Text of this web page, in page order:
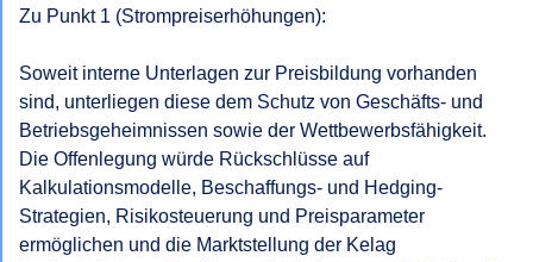
Zu Punkt 1 (Strompreiserhöhungen):
Soweit interne Unterlagen zur Preisbildung vorhanden
sind, unterliegen diese dem Schutz von Geschäfts- und
Betriebsgeheimnissen sowie der Wettbewerbsfähigkeit.
Die Offenlegung würde Rückschlüsse auf
Kalkulationsmodelle, Beschaffungs- und Hedging-
Strategien, Risikosteuerung und Preisparameter
ermöglichen und die Marktstellung der Kelag